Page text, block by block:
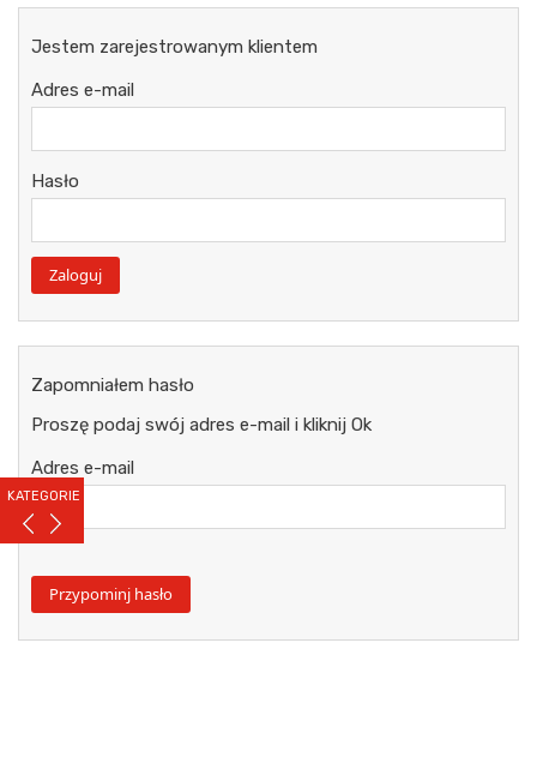
KATEGORIE
Jestem zarejestrowanym klientem
Adres e-mail
Hasło
Zapomniałem hasło
Proszę podaj swój adres e-mail i kliknij Ok
Adres e-mail